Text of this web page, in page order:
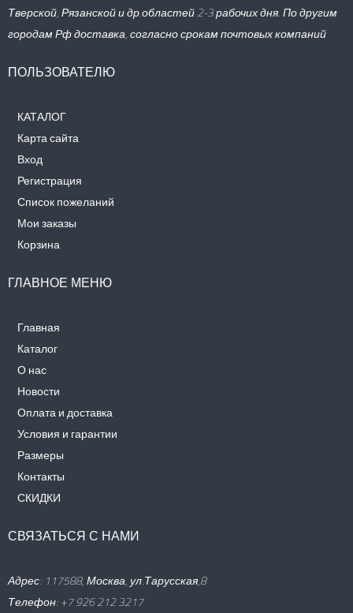
Тверской, Рязанской и др.областей 2-3 рабочих дня. По другим
городам Рф доставка, согласно срокам почтовых компаний
ПОЛЬЗОВАТЕЛЮ
КАТАЛОГ
Карта сайта
Вход
Регистрация
Список пожеланий
Мои заказы
Корзина
ГЛАВНОЕ МЕНЮ
Главная
Каталог
О нас
Новости
Оплата и доставка
Условия и гарантии
Размеры
Контакты
СКИДКИ
СВЯЗАТЬСЯ С НАМИ
Адрес: 117588, Москва, ул.Тарусская,8
Телефон: +7 926 212 3217